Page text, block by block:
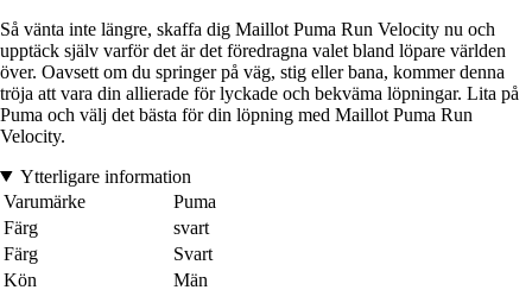
Så vänta inte längre, skaffa dig Maillot Puma Run Velocity nu och
upptäck själv varför det är det föredragna valet bland löpare världen
över. Oavsett om du springer på väg, stig eller bana, kommer denna
tröja att vara din allierade för lyckade och bekväma löpningar. Lita på
Puma och välj det bästa för din löpning med Maillot Puma Run
Velocity.
Ytterligare information
Varumärke
Puma
Färg
svart
Färg
Svart
Kön
Män